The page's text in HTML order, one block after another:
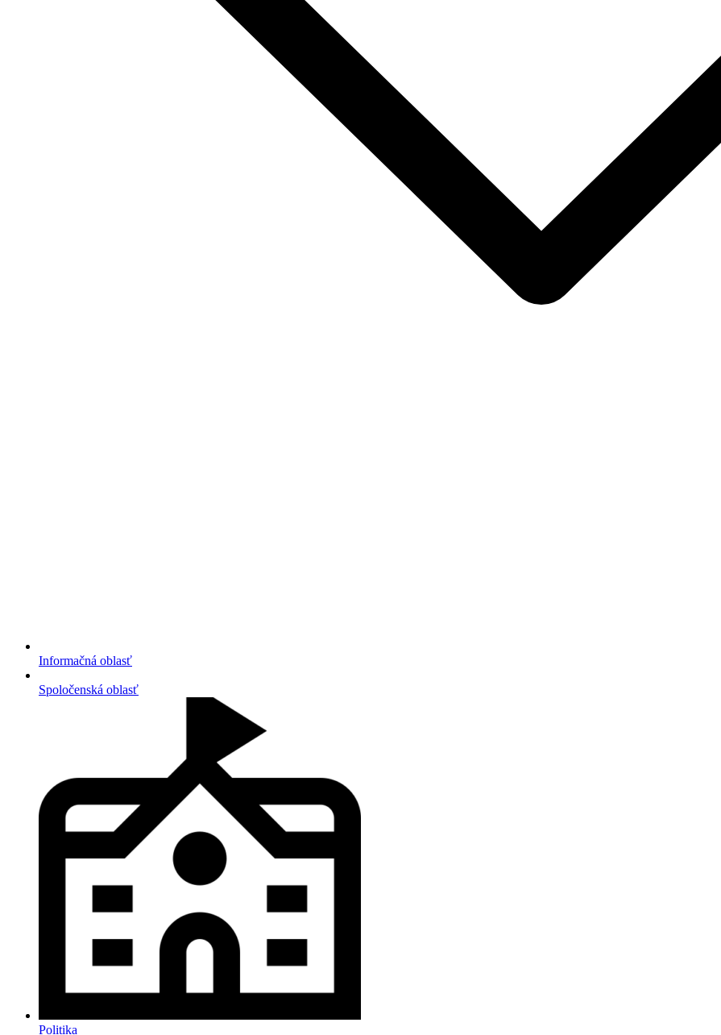
Informačná oblasť
Spoločenská oblasť
Politika